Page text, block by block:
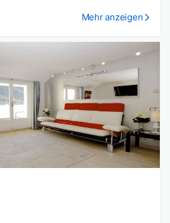
Mehr anzeigen